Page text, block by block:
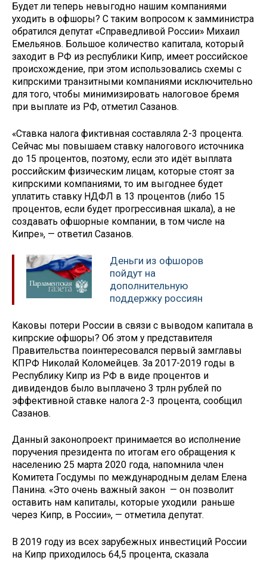
Будет ли теперь невыгодно нашим компаниями
уходить в офшоры? С таким вопросом к замминистра
обратился депутат «Справедливой России» Михаил
Емельянов. Большое количество капитала, который
заходит в РФ из республики Кипр, имеет российское
происхождение, при этом использовались схемы с
кипрскими транзитными компаниями исключительно
для того, чтобы минимизировать налоговое бремя
при выплате из РФ, отметил Сазанов.
«Ставка налога фиктивная составляла 2-3 процента.
Сейчас мы повышаем ставку налогового источника
до 15 процентов, поэтому, если это идёт выплата
российским физическим лицам, которые стоят за
кипрскими компаниями, то им выгоднее будет
уплатить ставку НДФЛ в 13 процентов (либо 15
процентов, если будет прогрессивная шкала), а не
создавать офшорные компании, в том числе на
Кипре», — ответил Сазанов.
Деньги из офшоров
пойдут на
дополнительную
поддержку россиян
Каковы потери России в связи с выводом капитала в
кипрские офшоры? Об этом у представителя
Правительства поинтересовался первый замглавы
КПРФ Николай Коломейцев. За 2017-2019 годы в
Республику Кипр из РФ в виде процентов и
дивидендов было выплачено 3 трлн рублей по
эффективной ставке налога 2-3 процента, сообщил
Сазанов.
Данный законопроект принимается во исполнение
поручения президента по итогам его обращения к
населению 25 марта 2020 года, напомнила член
Комитета Госдумы по международным делам Елена
Панина. «Это очень важный закон — он позволит
оставить нам капиталы, которые уходили раньше
через Кипр, в России», — отметила депутат.
В 2019 году из всех зарубежных инвестиций России
на Кипр приходилось 64,5 процента, сказала